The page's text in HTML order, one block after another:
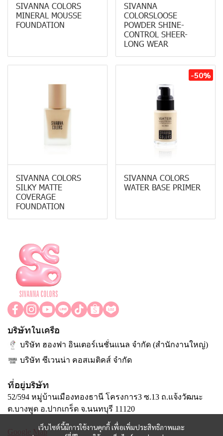
SIVANNA COLORS
MINERAL MOUSSE
FOUNDATION
SIVANNA
COLORSLOOSE
POWDER SHINE-
CONTROL SHEER-
LONG WEAR
SIVANNA COLORS
SILKY MATTE
COVERAGE
FOUNDATION
-50%
SIVANNA COLORS
WATER BASE PRIMER
เว็บไซต์นี้มีการใช้งานคุกกี้ เพื่อเพิ่มประสิทธิภาพและ
บริษัทในเครือ
บริษัท ฮองฟา อินเตอร์เนชั่นแนล จำกัด (สำนักงานใหญ่)
บริษัท ซีเวนน่า คอสเมติคส์ จำกัด
ที่อยู่บริษัท
52/594 หมู่บ้านเมืองทองธานี โครงการ3 ซ.13 ถ.แจ้งวัฒนะ
ต.บางพูด อ.ปากเกร็ด จ.นนทบุรี 11120
Google Map